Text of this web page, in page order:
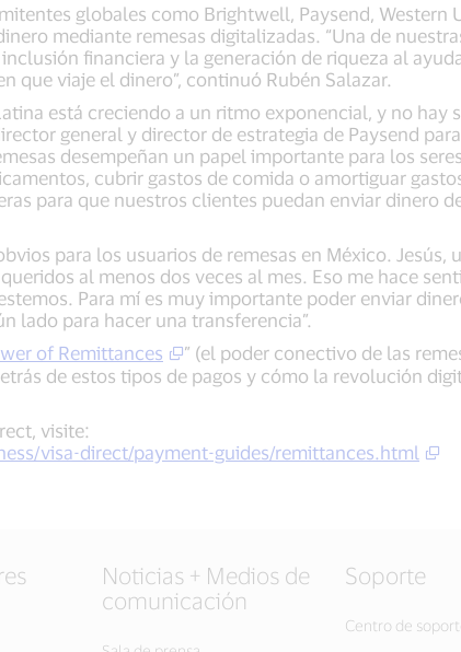
globales como Brightwell, Paysend, Western
mediante remesas digitalizadas. “Una de
financiera y la generación de riqueza al
que viaje el dinero”, continuó Rubén Salazar.
está creciendo a un ritmo exponencial, y no hay
general y director de estrategia de Paysend
desempeñan un papel importante para los
cubrir gastos de comida o amortiguar
para que nuestros clientes puedan enviar dinero
para los usuarios de remesas en México. Jesús,
al menos dos veces al mes. Eso me hace
Para mí es muy importante poder enviar
lado para hacer una transferencia”.
of Remittances
” (el poder conectivo de las
de estos tipos de pagos y cómo la revolución
visite:
visa-direct/payment-guides/remittances.html
Noticias + Medios de
comunicación
Soporte
Centro de